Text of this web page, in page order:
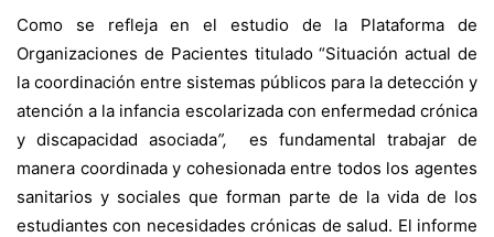
Como se refleja en el estudio de la Plataforma de
Organizaciones de Pacientes titulado “Situación actual de
la coordinación entre sistemas públicos para la detección y
atención a la infancia escolarizada con enfermedad crónica
y discapacidad asociada”,
es fundamental trabajar de
manera coordinada y cohesionada entre todos los agentes
sanitarios y sociales que forman parte de la vida de los
estudiantes con necesidades crónicas de salud. El informe